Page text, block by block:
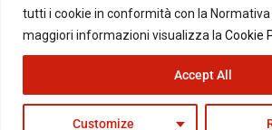
tutti i cookie in conformità con la Normativa
maggiori informazioni visualizza la Cookie
Customize
Accept All
© Copyright 2026 - Il Blog di Beppe Grillo. All
happygrafic.com